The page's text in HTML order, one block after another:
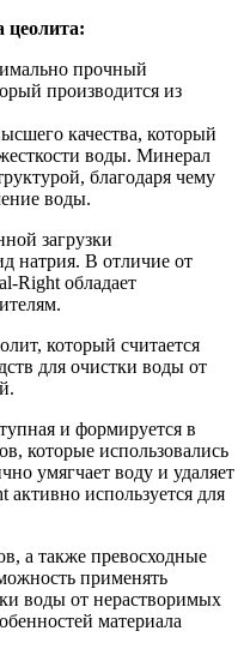
цеолита:
прочный
производится из
качества, который
воды. Минерал
благодаря чему
воды.
загрузки
натрия. В отличие от
Right обладает
который считается
для очистки воды от
и формируется в
которые использовались
умягчает воду и удаляет
используется для
а также превосходные
применять
воды от нерастворимых
материала